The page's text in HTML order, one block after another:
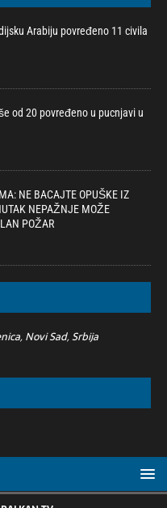
Arabiju povređeno 11 civila
od 20 povređeno u pucnjavi u
NE BACAJTE OPUŠKE IZ
NEPAŽNJE MOŽE
POŽAR
Novi Sad, Srbija